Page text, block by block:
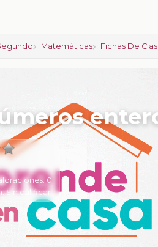
Matemáticas Fichas De
0
Sin calificar